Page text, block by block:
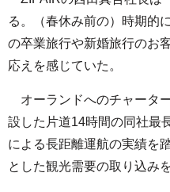
る。（春休み前の）時期的
の卒業旅行や新婚旅行のお
応えを感じていた。
オーランドへのチャータ
設した片道14時間の同社最
による長距離運航の実績を
とした観光需要の取り込み